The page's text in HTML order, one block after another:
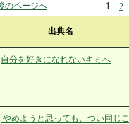
のページへ
1 2
出典名
自分を好きになれないキミへ
やめようと思っても、つい同じこ